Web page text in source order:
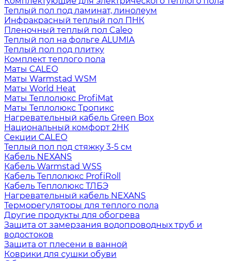
Теплый пол под ламинат, линолеум
Инфракрасный теплый пол ПНК
Пленочный теплый пол Caleo
Теплый пол на фольге ALUMIA
Теплый пол под плитку
Комплект теплого пола
Маты CALEO
Маты Warmstad WSM
Маты World Heat
Маты Теплолюкс ProfiMat
Маты Теплолюкс Тропикс
Нагревательный кабель Green Box
Национальный комфорт 2НК
Секции CALEO
Теплый пол под стяжку 3-5 см
Кабель NEXANS
Кабель Warmstad WSS
Кабель Теплолюкс ProfiRoll
Кабель Теплолюкс ТЛБЭ
Нагревательный кабель NEXANS
Терморегуляторы для теплого пола
Другие продукты для обогрева
Защита от замерзания водопроводных труб и
водостоков
Защита от плесени в ванной
Коврики для сушки обуви